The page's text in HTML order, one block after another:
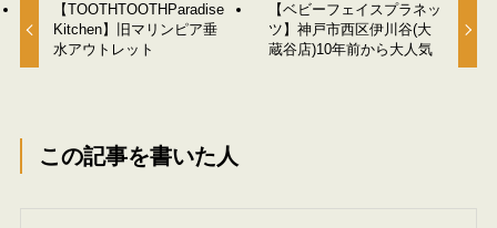
【TOOTHTOOTHParadise
Kitchen】旧マリンピア垂
水アウトレット
【ベビーフェイスプラネッ
ツ】神戸市西区伊川谷(大
蔵谷店)10年前から大人気
この記事を書いた人